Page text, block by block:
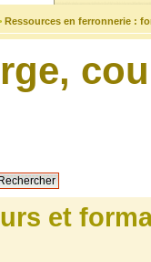
Ressources en ferronnerie :
et